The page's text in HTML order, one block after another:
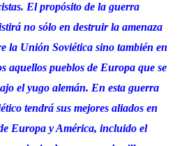
El propósito de la guerra
no sólo en destruir la amenaza
la Unión Soviética sino también en
aquellos pueblos de Europa que se
el yugo alemán. En esta guerra
tendrá sus mejores aliados en
Europa y América, incluido el